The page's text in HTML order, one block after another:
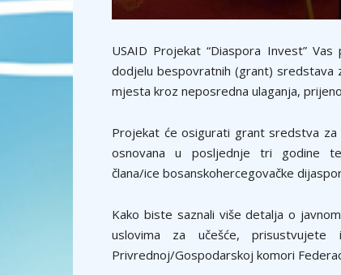
USAID Projekat “Diaspora Invest”
dodjelu bespovratnih (grant) sredstava
mjesta kroz neposredna ulaganja,
Projekat će osigurati grant sredstva
osnovana u posljednje tri godine
člana/ice bosanskohercegovačke
Kako biste saznali više detalja o
uslovima za učešće,
Privrednoj/Gospodarskoj komori